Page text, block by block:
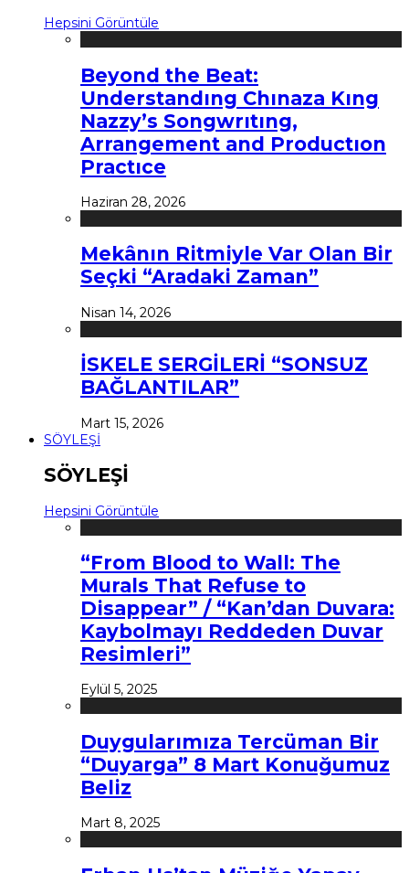
Hepsini Görüntüle
Beyond the Beat:
Understandıng Chınaza Kıng
Nazzy’s Songwrıtıng,
Arrangement and Productıon
Practıce
Haziran 28, 2026
Mekânın Ritmiyle Var Olan Bir
Seçki “Aradaki Zaman”
Nisan 14, 2026
İSKELE SERGİLERİ “SONSUZ
BAĞLANTILAR”
Mart 15, 2026
SÖYLEŞİ
SÖYLEŞİ
Hepsini Görüntüle
“From Blood to Wall: The
Murals That Refuse to
Disappear” / “Kan’dan Duvara:
Kaybolmayı Reddeden Duvar
Resimleri”
Eylül 5, 2025
Duygularımıza Tercüman Bir
“Duyarga” 8 Mart Konuğumuz
Beliz
Mart 8, 2025